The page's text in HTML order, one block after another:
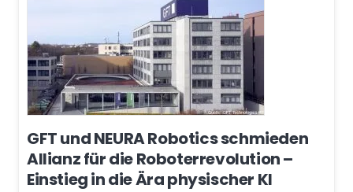
GFT und NEURA Robotics schmieden
Allianz für die Roboterrevolution –
Einstieg in die Ära physischer KI